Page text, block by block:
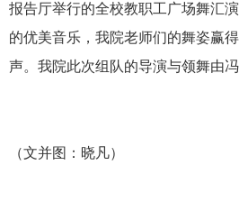
报告厅举行的全校教职工广场舞汇
的优美音乐，我院老师们的舞姿赢
声。我院此次组队的导演与领舞由冯
（文并图：晓凡）